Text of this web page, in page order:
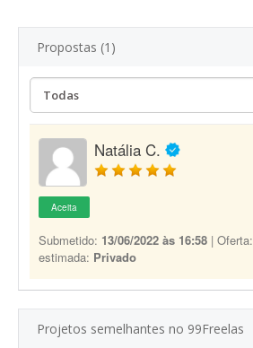
Propostas (1)
Natália C.
Aceita
Submetido: 13/06/2022 às 16:58 | Oferta:
estimada: Privado
Projetos semelhantes no 99Freelas